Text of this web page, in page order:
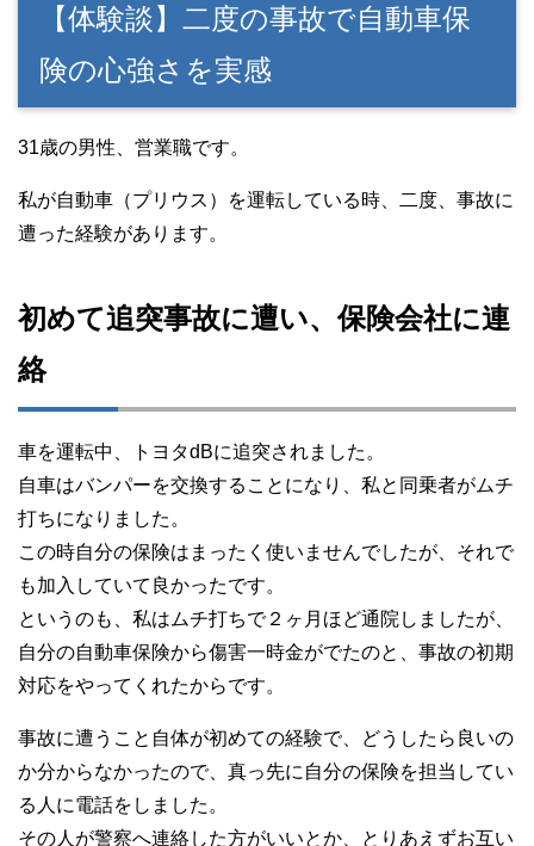
【体験談】二度の事故で自動車保
険の心強さを実感
31歳の男性、営業職です。
私が自動車（プリウス）を運転している時、二度、事故に
遭った経験があります。
初めて追突事故に遭い、保険会社に連
絡
車を運転中、トヨタdBに追突されました。
自車はバンパーを交換することになり、私と同乗者がムチ
打ちになりました。
この時自分の保険はまったく使いませんでしたが、それで
も加入していて良かったです。
というのも、私はムチ打ちで２ヶ月ほど通院しましたが、
自分の自動車保険から傷害一時金がでたのと、事故の初期
対応をやってくれたからです。
事故に遭うこと自体が初めての経験で、どうしたら良いの
か分からなかったので、真っ先に自分の保険を担当してい
る人に電話をしました。
その人が警察へ連絡した方がいいとか、とりあえずお互い